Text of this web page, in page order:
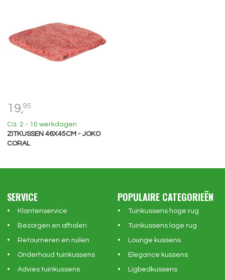
19,95
Ca. 2 - 10 werkdagen
ZITKUSSEN 46X45CM - JOKO
CORAL
SERVICE
Klantenservice
Bezorgen en afhalen
Retourneren en ruilen
Onderhoud tuinkussens
Advies tuinkussens
POPULAIRE CATEGORIEËN
Tuinkussens hoge rug
Tuinkussens lage rug
Lounge kussens
Elegance kussens
Ligbedkussens